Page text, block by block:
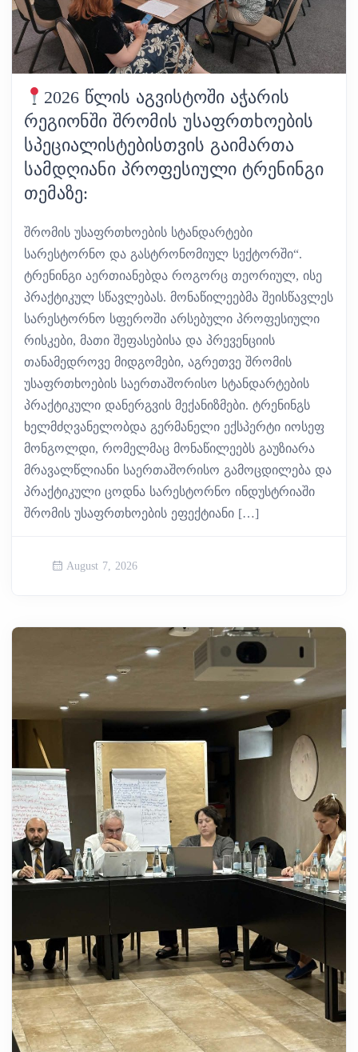
2026 ᲬᲚᲘᲡ ᲐᲒᲕᲘᲡᲢᲝᲨᲘ ᲐᲭᲐᲠᲘᲡ
ᲠᲔᲒᲘᲝᲜᲨᲘ ᲨᲠᲝᲛᲘᲡ ᲣᲡᲐᲤᲠᲗᲮᲝᲔᲑᲘᲡ
ᲡᲞᲔᲪᲘᲐᲚᲘᲡᲢᲔᲑᲘᲡᲗᲕᲘᲡ ᲒᲐᲘᲛᲐᲠᲗᲐ
ᲡᲐᲛᲓᲦᲘᲐᲜᲘ ᲞᲠᲝᲤᲔᲡᲘᲣᲚᲘ ᲢᲠᲔᲜᲘᲜᲒᲘ
ᲗᲔᲛᲐᲖᲔ:
შრომის უსაფრთხოების სტანდარტები
სარესტორნო და გასტრონომიულ სექტორში“.
ტრენინგი აერთიანებდა როგორც თეორიულ, ისე
პრაქტიკულ სწავლებას. მონაწილეებმა შეისწავლეს
სარესტორნო სფეროში არსებული პროფესიული
რისკები, მათი შეფასებისა და პრევენციის
თანამედროვე მიდგომები, აგრეთვე შრომის
უსაფრთხოების საერთაშორისო სტანდარტების
პრაქტიკული დანერგვის მექანიზმები. ტრენინგს
ხელმძღვანელობდა გერმანელი ექსპერტი იოსეფ
მონგოლდი, რომელმაც მონაწილეებს გაუზიარა
მრავალწლიანი საერთაშორისო გამოცდილება და
პრაქტიკული ცოდნა სარესტორნო ინდუსტრიაში
შრომის უსაფრთხოების ეფექტიანი […]
August 7, 2026